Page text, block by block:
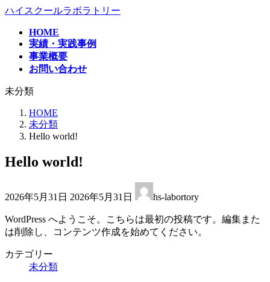
コ
ス
キ
ナ
ン
に
ハイスクールラボラトリー
HOME
実績・実践事例
事業概要
お問い合わせ
未分類
HOME
未分類
Hello world!
Hello world!
2026年5月31日 終
新
日
2026年5月31日 hs-labortory
WordPress へようこそ。こちらは最初の投稿です。編集また
は削除し、コンテンツ作成を始めてください。
カテゴリー
未分類